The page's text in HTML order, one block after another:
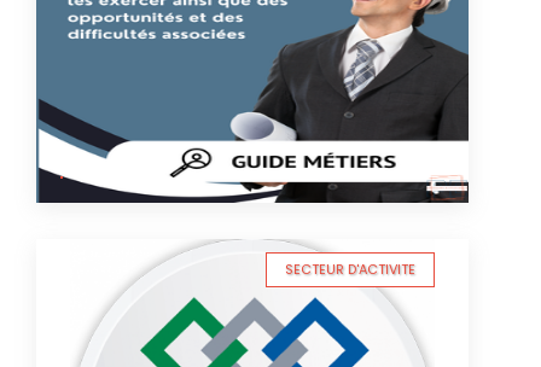
SECTEUR D'ACTIVITE